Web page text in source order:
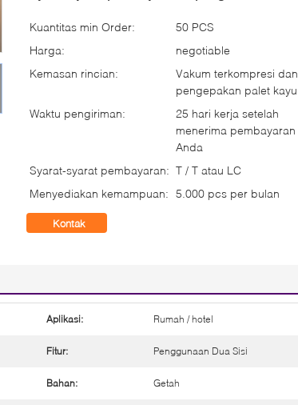
Kuantitas min Order:
50 PCS
Harga:
negotiable
Kemasan rincian:
Vakum terkompresi dan
pengepakan palet kayu
Waktu pengiriman:
25 hari kerja setelah
menerima pembayaran
Anda
Syarat-syarat pembayaran: T / T atau LC
Menyediakan kemampuan: 5.000 pcs per bulan
Kontak
Aplikasi: Rumah / hotel
Fitur: Penggunaan Dua Sisi
Bahan: Getah